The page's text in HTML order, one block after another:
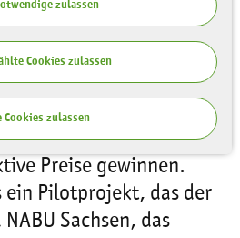
zulassen
Cookies zulassen
Cookies zulassen
spricht es sich so
Facebook und Twitter
Kröten schützen und
Preise gewinnen.
ein Pilotprojekt, das der
Sachsen, das